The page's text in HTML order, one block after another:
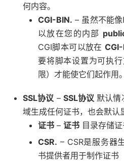
何内容。
CGI-BIN. – 虽然不能
以放在您的内部
CGI脚本可以放在
要将脚本设置为可执
限）才能使它们起作用。
SSL协议 – SSL协议 默认情
域生成任何证书，也会默认
证书 – 证书 目录存储证
CSR. – CSR是服务器
书提供者用于制作证书